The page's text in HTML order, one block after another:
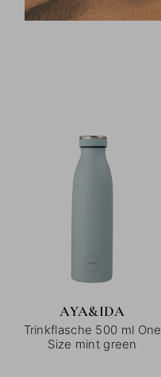
AYA&IDA
Trinkflasche 500 ml One
Size mint green